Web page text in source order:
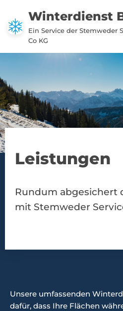
Zum
Inhalt
springen
Winterdienst
Ein Service der Stemweder
Co KG
Leistungen
Rundum abgesichert
mit Stemweder
Unsere umfassenden
dafür, dass Ihre Flächen